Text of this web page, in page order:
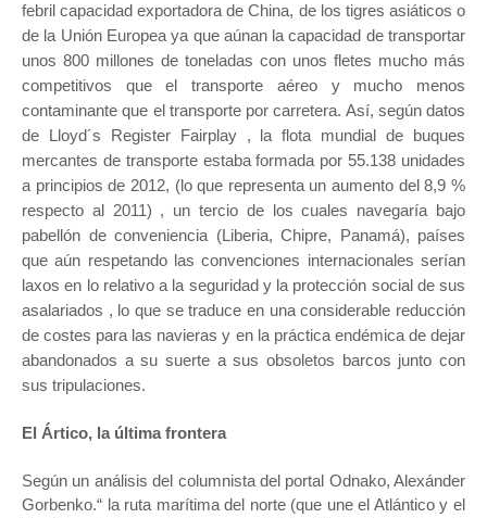
febril capacidad exportadora de China, de los tigres asiáticos o
de la Unión Europea ya que aúnan la capacidad de transportar
unos 800 millones de toneladas con unos fletes mucho más
competitivos que el transporte aéreo y mucho menos
contaminante que el transporte por carretera. Así, según datos
de Lloyd´s Register Fairplay , la flota mundial de buques
mercantes de transporte estaba formada por 55.138 unidades
a principios de 2012, (lo que representa un aumento del 8,9 %
respecto al 2011) , un tercio de los cuales navegaría bajo
pabellón de conveniencia (Liberia, Chipre, Panamá), países
que aún respetando las convenciones internacionales serían
laxos en lo relativo a la seguridad y la protección social de sus
asalariados , lo que se traduce en una considerable reducción
de costes para las navieras y en la práctica endémica de dejar
abandonados a su suerte a sus obsoletos barcos junto con
sus tripulaciones.
El Ártico, la última frontera
Según un análisis del columnista del portal Odnako, Alexánder
Gorbenko.“ la ruta marítima del norte (que une el Atlántico y el